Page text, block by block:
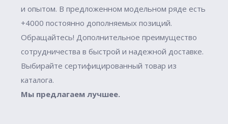
и опытом. В предложенном модельном ряде есть
+4000 постоянно дополняемых позиций.
Обращайтесь! Дополнительное преимущество
сотрудничества в быстрой и надежной доставке.
Выбирайте сертифицированный товар из
каталога.
Мы предлагаем лучшее.